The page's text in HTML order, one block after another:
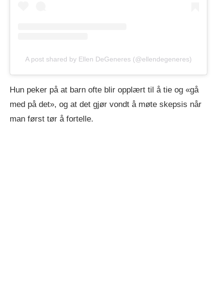
A post shared by Ellen DeGeneres (@ellendegeneres)
Hun peker på at barn ofte blir opplært til å tie og «gå
med på det», og at det gjør vondt å møte skepsis når
man først tør å fortelle.